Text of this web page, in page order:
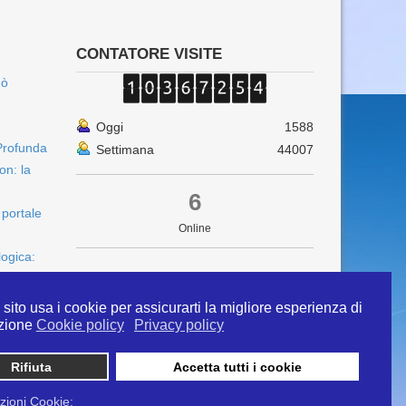
sito usa i cookie per assicurarti la migliore esperienza di
Cookie policy Privacy policy
Rifiuta Accetta tutti i cookie
Cookie:
la
CONTATORE VISITE
Oggi
1588
Settimana
44007
6
Online
info@ipertermiaitalia.it tel. 331/9584817 . Il